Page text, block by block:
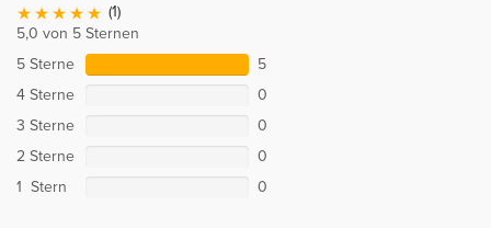
(1)
5,0 von 5 Sternen
5 Sterne
5
4 Sterne
0
3 Sterne
0
2 Sterne
0
1 Stern
0